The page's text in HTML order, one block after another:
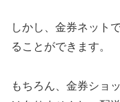
しかし、金券ネット
ることができます。
もちろん、金券ショ